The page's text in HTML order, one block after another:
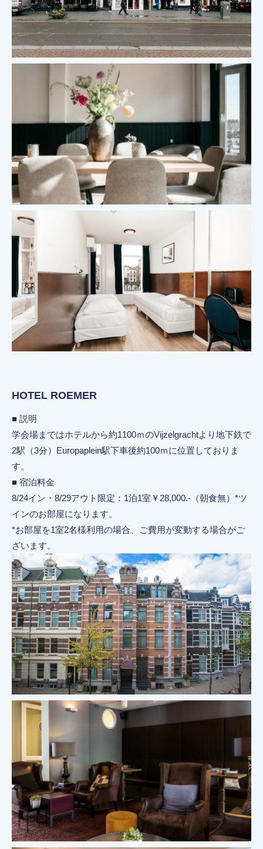
HOTEL ROEMER
■ 説明
学会場まではホテルから約1100ｍのVijzelgrachtより地下鉄で
2駅（3分）Europaplein駅下車後約100ｍに位置しておりま
す。
■ 宿泊料金
8/24イン・8/29アウト限定：1泊1室￥28,000.-（朝食無）*ツ
インのお部屋になります。
*お部屋を1室2名様利用の場合、ご費用が変動する場合がご
ざいます。